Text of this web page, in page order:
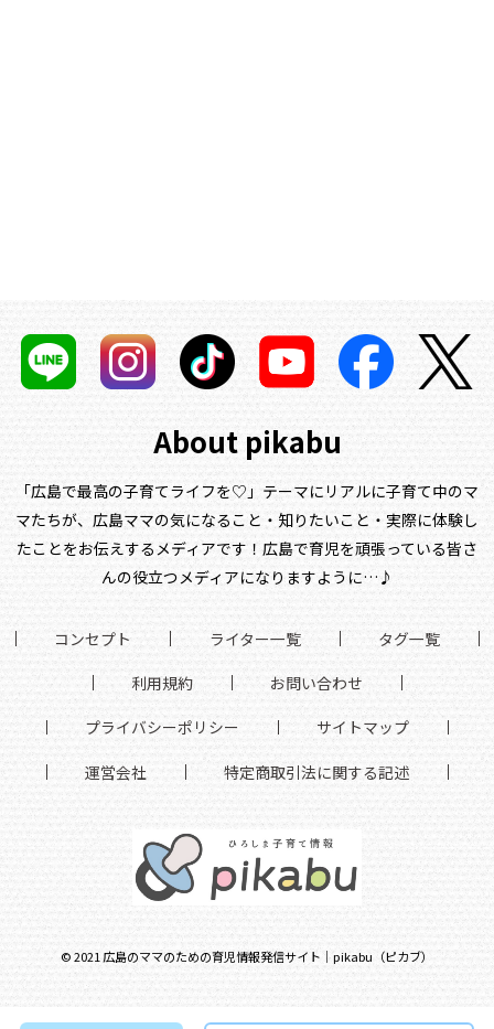
About pikabu
「広島で最高の子育てライフを♡」テーマにリアルに子育て中のマ
マたちが、 広島ママの気になること・知りたいこと・実際に体験し
たことをお伝えするメディアです！ 広島で育児を頑張っている皆さ
んの役立つメディアになりますように…♪
コンセプト ライター一覧 タグ一覧
利用規約 お問い合わせ
プライバシーポリシー サイトマップ
運営会社 特定商取引法に関する記述
©2021 広島のママのための育児情報発信サイト｜pikabu（ピカブ）